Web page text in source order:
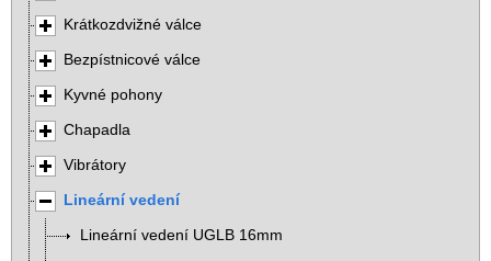
Krátkozdvižné válce
Bezpístnicové válce
Kyvné pohony
Chapadla
Vibrátory
Lineární vedení
Lineární vedení UGLB 16mm